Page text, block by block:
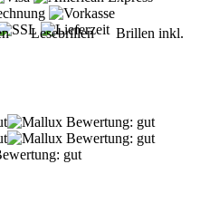
Lesebrillen Brillen inkl.